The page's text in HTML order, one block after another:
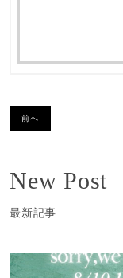
前へ
New Post
最新記事